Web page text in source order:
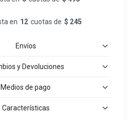
en 12 cuotas de $ 245
Envíos
y Devoluciones
Medios de pago
Características